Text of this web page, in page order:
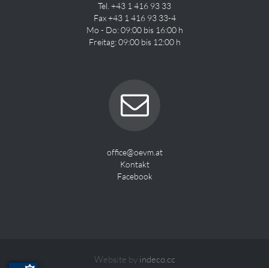
Tel. +43 1 416 93 33
Fax +43 1 416 93 33-4
Mo - Do: 09:00 bis 16:00 h
Freitag: 09:00 bis 12:00 h
office@oevm.at
Kontakt
Facebook
Website by indeco.cc